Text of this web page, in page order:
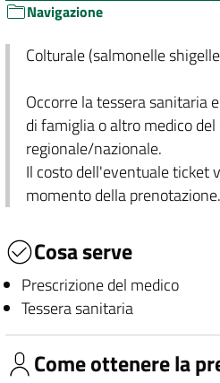
Navigazione
Colturale (salmonelle
Occorre la tessera sanitaria
di famiglia o altro medico
regionale/nazionale.
Il costo dell'eventuale ticket
momento della prenotazione.
Cosa serve
Prescrizione del medico
Tessera sanitaria
Come ottenere la